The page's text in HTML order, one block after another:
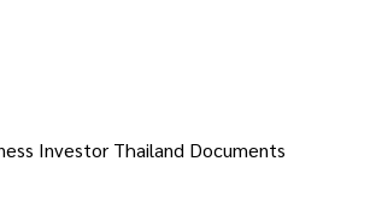
Investor Thailand Documents